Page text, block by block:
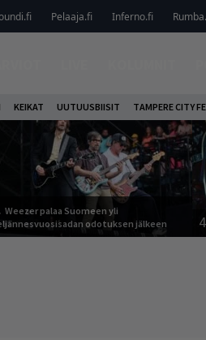
Pelaaja.fi Inferno.fi
KEIKAT UUTUUSBIISIT TAMPERE CITY
Weezer palaa Suomeen yli
odotuksen jälkeen